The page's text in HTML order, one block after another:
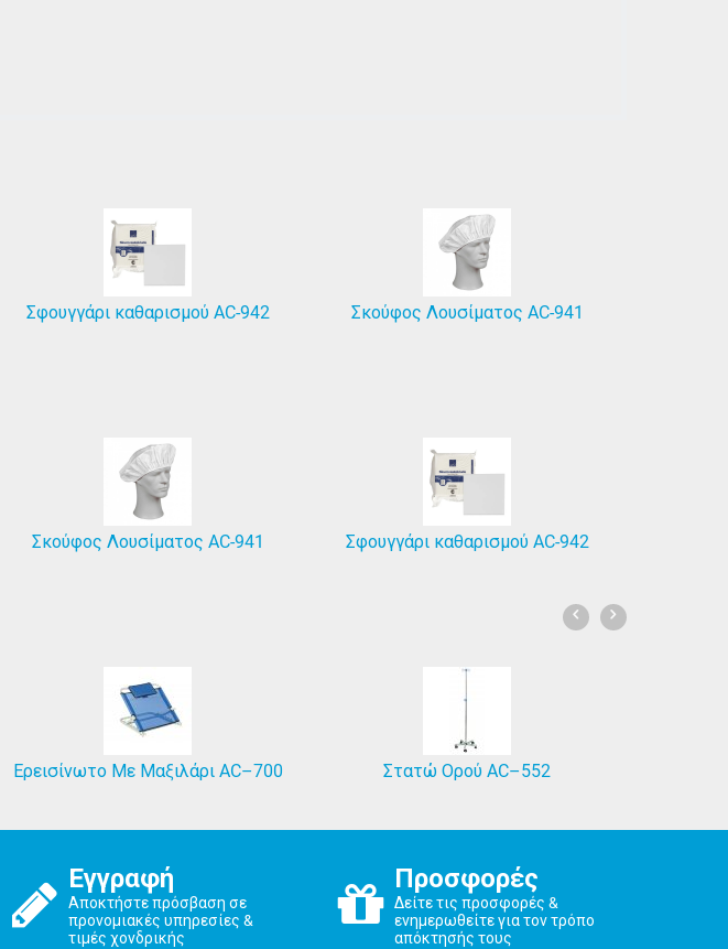
Σφουγγάρι καθαρισμού AC-942 Σκούφος Λουσίματος AC-941
Σκούφος Λουσίματος AC-941 Σφουγγάρι καθαρισμού AC-942
Ερεισίνωτο Με Μαξιλάρι AC–700 Στατώ Ορού AC–552
Εγγραφή
Αποκτήστε πρόσβαση σε
προνομιακές υπηρεσίες &
τιμές χονδρικής
Προσφορές
Δείτε τις προσφορές &
ενημερωθείτε για τον τρόπο
απόκτησής τους